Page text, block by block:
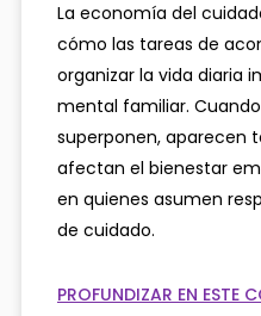
La economía del
cómo las tareas de
organizar la vida diaria
mental familiar.
superponen, aparecen
afectan el bienestar
en quienes asumen
de cuidado.
PROFUNDIZAR EN ESTE